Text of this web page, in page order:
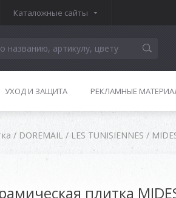
Каталожные сайты
УХОД И ЗАЩИТА РЕКЛАМНЫЕ
/ DOREMAIL / LES TUNISIENNES /
плитка